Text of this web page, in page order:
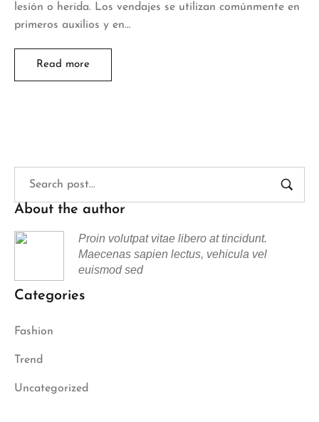
lesión o herida. Los vendajes se utilizan comúnmente en
primeros auxilios y en…
Read more
About the author
Proin volutpat vitae libero at tincidunt.
Maecenas sapien lectus, vehicula vel
euismod sed
Categories
Fashion
Trend
Uncategorized